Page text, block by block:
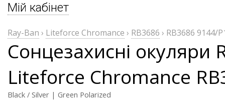
Мій кабінет
Ray-Ban › Liteforce Chromance › RB3686 › RB3686 9144/
Сонцезахисні окуляри
Liteforce Chromance
Black / Silver | Green Polarized